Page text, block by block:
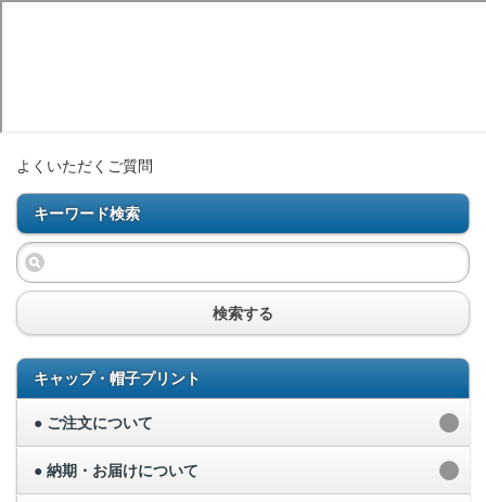
よくいただくご質問
キーワード検索
検索する
キャップ・帽子プリント
● ご注文について
● 納期・お届けについて